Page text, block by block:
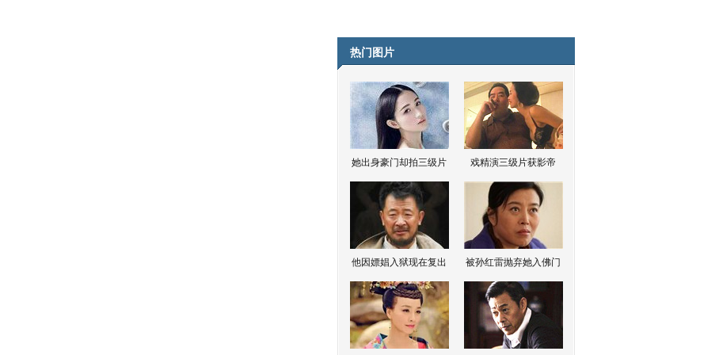
热门图片
她出身豪门却拍三级片 戏精演三级片获影帝
他因嫖娼入狱现在复出 被孙红雷抛弃她入佛门